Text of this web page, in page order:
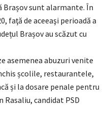
Brașov sunt alarmante. În
faţă de aceeaşi perioadă a
Brașov au scăzut cu
asemenea abuzuri venite
școlile, restaurantele,
și la dosare penale pentru
Rasaliu, candidat PSD